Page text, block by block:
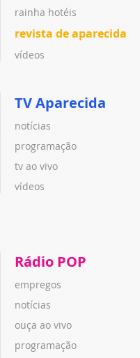
rainha hotéis
revista de aparecida
vídeos
TV Aparecida
notícias
programação
tv ao vivo
vídeos
Rádio POP
empregos
notícias
ouça ao vivo
programação